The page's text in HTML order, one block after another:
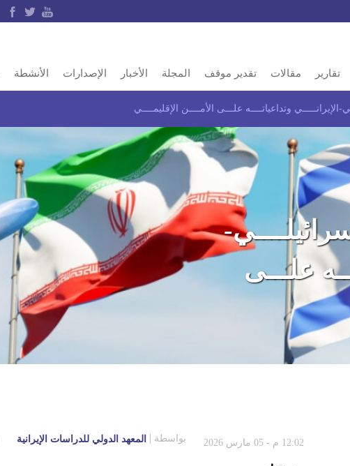
تقارير مقالات تقدير موقف المجلة الأخبار الإصدارات الأنشطة
12:02 م - 05 مارس 2026 بواسطة المعهد الدولي للدراسات الإيرانية